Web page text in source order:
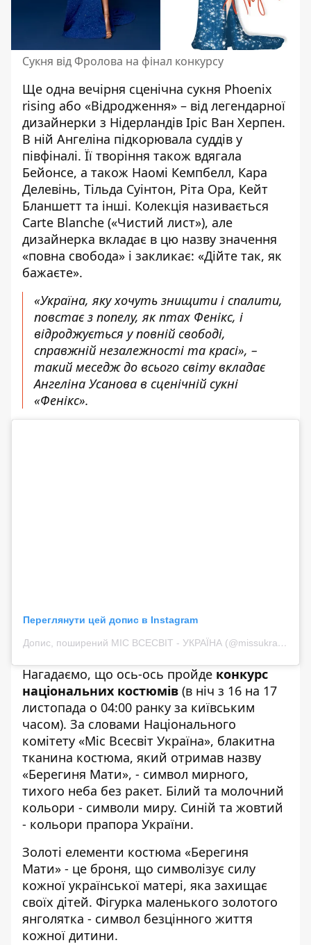
Сукня від Фролова на фінал конкурсу
Ще одна вечірня сценічна сукня Phoenix
rising або «Відродження» – від легендарної
дизайнерки з Нідерландів Іріс Ван Херпен.
В ній Ангеліна підкорювала суддів у
півфіналі. Її творіння також вдягала
Бейонсе, а також Наомі Кемпбелл, Кара
Делевінь, Тільда Суінтон, Ріта Ора, Кейт
Бланшетт та інші. Колекція називається
Carte Blanche («Чистий лист»), але
дизайнерка вкладає в цю назву значення
«повна свобода» і закликає: «Дійте так, як
бажаєте».
«Україна, яку хочуть знищити і спалити,
повстає з попелу, як птах Фенікс, і
відроджується у повній свободі,
справжній незалежності та красі», –
такий меседж до всього світу вкладає
Ангеліна Усанова в сценічній сукні
«Фенікс».
Переглянути цей допис в Instagram
Допис, поширений МІС ВСЕСВІТ - УКРАЇНА (@missukraine_universe)
Нагадаємо, що ось-ось пройде конкурс
національних костюмів (в ніч з 16 на 17
листопада о 04:00 ранку за київським
часом). За словами Національного
комітету «Міс Всесвіт Україна», блакитна
тканина костюма, який отримав назву
«Берегиня Мати», - символ мирного,
тихого неба без ракет. Білий та молочний
кольори - символи миру. Синій та жовтий
- кольори прапора України.
Золоті елементи костюма «Берегиня
Мати» - це броня, що символізує силу
кожної української матері, яка захищає
своїх дітей. Фігурка маленького золотого
янголятка - символ безцінного життя
кожної дитини.